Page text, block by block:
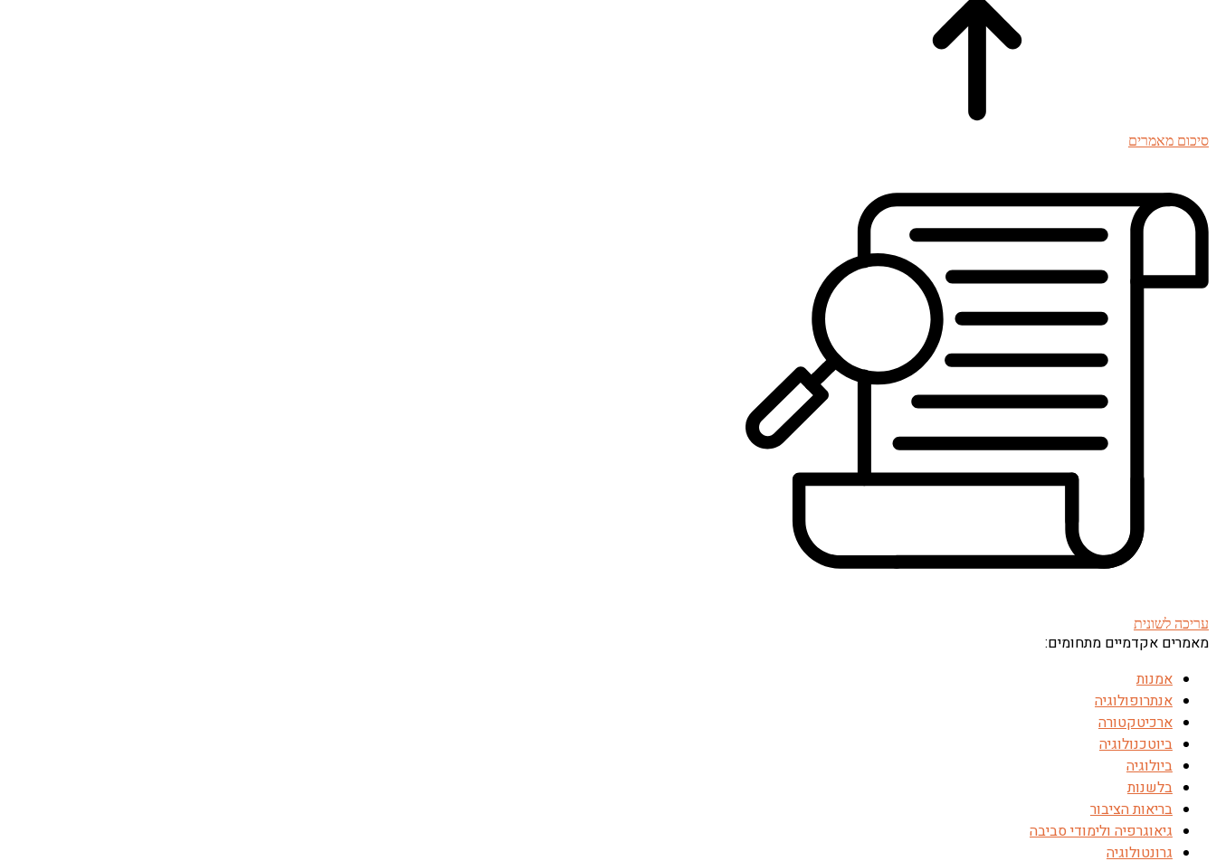
סיכום מאמרים
עריכה לשונית
מאמרים אקדמיים מתחומים:
אמנות
אנתרופולוגיה
ארכיטקטורה
ביוטכנולוגיה
ביולוגיה
בלשנות
בריאות הציבור
גיאוגרפיה ולימודי סביבה
גרונטולוגיה